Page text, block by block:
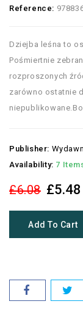
Reference:
Dziejba leśna to
Pośmiertnie
rozproszonych
zarówno ostatnie
Publisher:
Availability: 7
£6.08 £5.48
Add To Cart